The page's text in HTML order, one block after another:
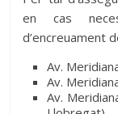
en cas
d’encreuament
Av.
Av.
Av.